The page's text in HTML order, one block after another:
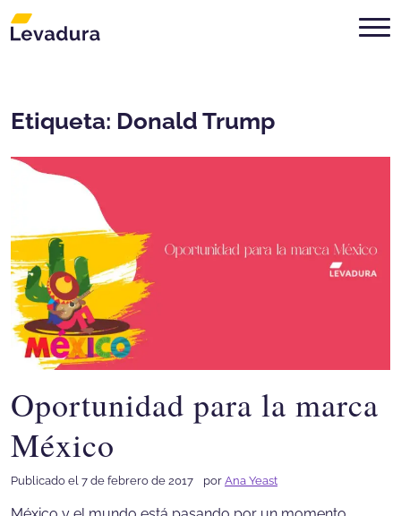
Agencia de marketing digital
Etiqueta: Donald Trump
Oportunidad para la marca
México
Publicado el 7 de febrero de 2017 por Ana Yeast